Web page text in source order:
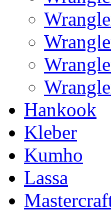
Hankook
Kleber
Kumho
Lassa